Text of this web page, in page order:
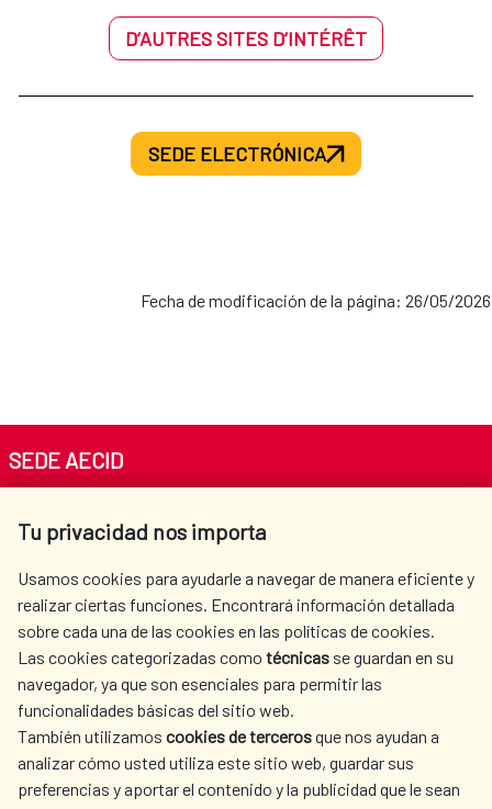
D’AUTRES SITES D’INTÉRÊT
SEDE ELECTRÓNICA
Fecha de modificación de la página: 26/05/2026
Tu privacidad nos importa
Usamos cookies para ayudarle a navegar de manera eficiente y
realizar ciertas funciones. Encontrará información detallada
sobre cada una de las cookies en las políticas de cookies.
Las cookies categorizadas como técnicas se guardan en su
navegador, ya que son esenciales para permitir las
funcionalidades básicas del sitio web.
También utilizamos cookies de tercerosque nos ayudan a
analizar cómo usted utiliza este sitio web, guardar sus
preferencias y aportar el contenido y la publicidad que le sean
SEDE AECID
Tel. +34 900 20 30 54​​​​​​​
AECID
OÙ NOUS COOPÉRONS
L'ACTION HUMANITAIRE
ESPAGNOLE
SALLE DE PRESSE
CULTURE ET SCIENCE BIBLIOTHÈQUE